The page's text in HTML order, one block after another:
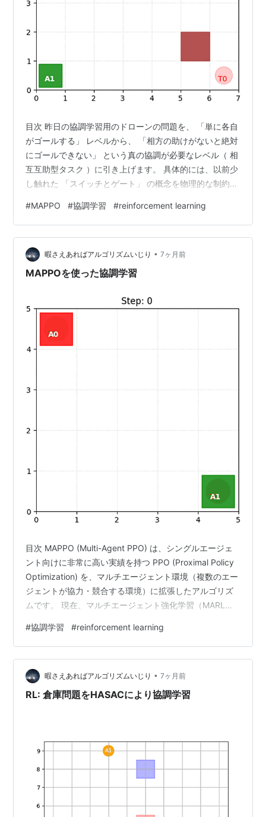
目次 昨日の協調学習用のドローンの問題を、 「単に各自
がゴールする」 レベルから、 「相方の助けがないと絶対
にゴールできない」 という真の協調が必要なレベル（ 相
互互助型タスク ）に引き上げます。 具体的には、以前少
し触れた 「スイッチとゲート」 の概念を物理的な制約と
み続ける）」を払うことで、もう一方が「恩恵（ゲート
通過）」を受けられる仕組みにします。 問題設定 修正し
たドローンのタスクは、専門的には 「非対称な役割分担
を伴う、時系列的な協調ナビゲーション問題」 と定義で
きます。 2台のドローンをエージェント0とエージェント
#MAPPO #協調学習 #reinforcement learning
暇さえあればアルゴリズムいじり • 7ヶ月前
MAPPOを使った協調学習
目次 MAPPO (Multi-Agent PPO) は、シングルエージェ
ント向けに非常に高い実績を持つ PPO (Proximal Policy
Optimization) を、マルチエージェント環境（複数のエー
ジェントが協力・競合する環境）に拡張したアルゴリズ
ムです。 現在、マルチエージェント強化学習（MARL）
れています。 MAPPOの基本構造：CTDE MAPPOは、
CTDE (Centralized Training, Decentralized Execution)
という枠組みを採用しています。 集中学習 (Centralize…
#協調学習 #reinforcement learning
暇さえあればアルゴリズムいじり • 7ヶ月前
RL: 倉庫問題をHASACにより協調学習